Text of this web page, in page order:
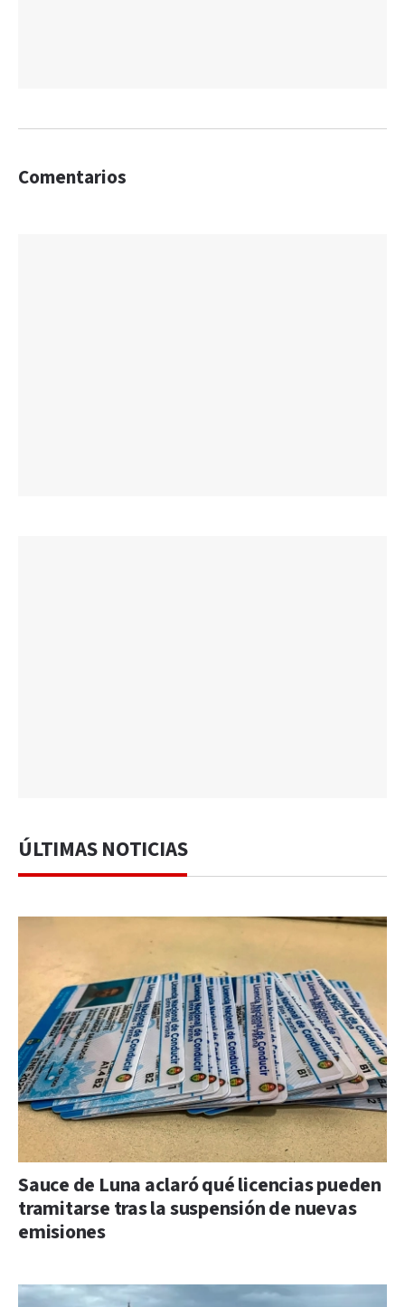
Comentarios
ÚLTIMAS NOTICIAS
Sauce de Luna aclaró qué licencias pueden
tramitarse tras la suspensión de nuevas
emisiones